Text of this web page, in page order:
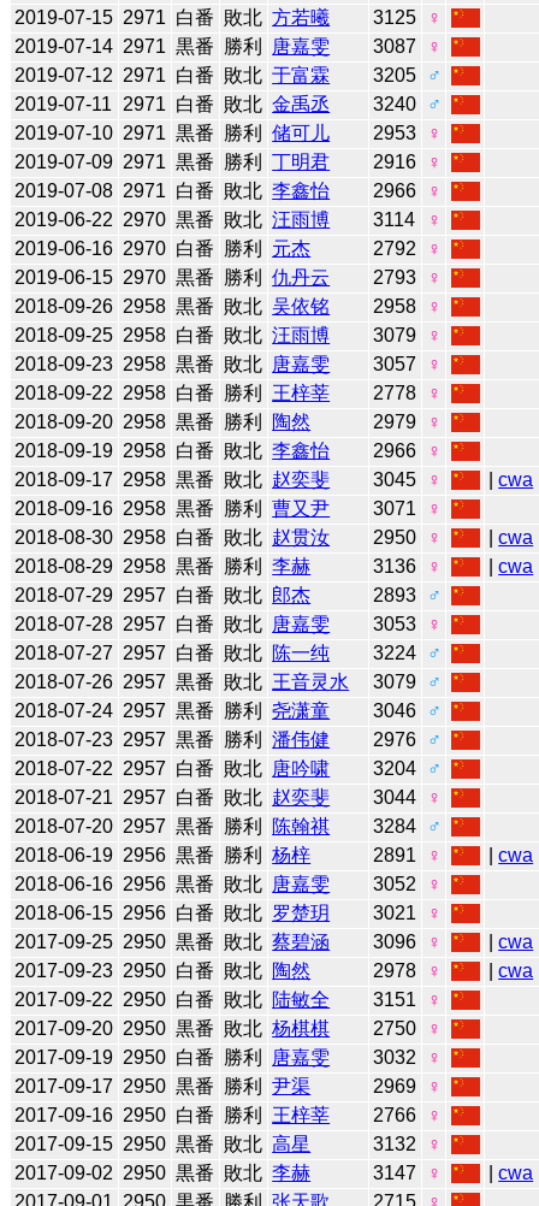
2019-07-15 2971 白番 敗北 方若曦 3125
♀
2019-07-14 2971 黒番 勝利 唐嘉雯 3087
♀
2019-07-12 2971 白番 敗北 于富霖 3205
♂
2019-07-11
2971 白番 敗北 金禹丞 3240
♂
2019-07-10 2971 黒番 勝利 储可儿 2953
♀
2019-07-09 2971 黒番 勝利 丁明君 2916
♀
2019-07-08 2971 白番 敗北 李鑫怡 2966
♀
2019-06-22 2970 黒番 敗北 汪雨博 3114
♀
2019-06-16 2970 白番 勝利 元杰 2792
♀
2019-06-15 2970 黒番 勝利 仇丹云 2793
♀
2018-09-26 2958 黒番 敗北 吴依铭 2958
♀
2018-09-25 2958 白番 敗北 汪雨博 3079
♀
2018-09-23 2958 黒番 敗北 唐嘉雯 3057
♀
2018-09-22 2958 白番 勝利 王梓莘 2778
♀
2018-09-20 2958 黒番 勝利 陶然 2979
♀
2018-09-19 2958 白番 敗北 李鑫怡 2966
♀
2018-09-17 2958 黒番 敗北 赵奕斐 3045 ♀ |cwa
2018-09-16 2958 黒番 勝利 曹又尹 3071
♀
2018-08-30 2958 白番 敗北 赵贯汝 2950 ♀ |cwa
2018-08-29 2958 黒番 勝利 李赫 3136 ♀ |cwa
2018-07-29 2957 白番 敗北 郎杰 2893
♂
2018-07-28 2957 白番 敗北 唐嘉雯 3053
♀
2018-07-27 2957 白番 敗北 陈一纯 3224
♂
2018-07-26 2957 黒番 敗北 王音灵水 3079
♂
2018-07-24 2957 黒番 勝利 尧潇童 3046
♂
2018-07-23 2957 黒番 勝利 潘伟健 2976
♂
2018-07-22 2957 白番 敗北 唐吟啸 3204
♂
2018-07-21 2957 白番 敗北 赵奕斐 3044
♀
2018-07-20 2957 黒番 勝利 陈翰祺 3284
♂
2018-06-19 2956 黒番 勝利 杨梓 2891 ♀ |cwa
2018-06-16 2956 黒番 敗北 唐嘉雯 3052
♀
2018-06-15 2956 白番 敗北 罗楚玥 3021
♀
2017-09-25 2950 黒番 敗北 蔡碧涵 3096 ♀ |cwa
2017-09-23 2950 白番 敗北 陶然 2978 ♀ |cwa
2017-09-22 2950 白番 敗北 陆敏全 3151
♀
2017-09-20 2950 黒番 敗北 杨棋棋 2750
♀
2017-09-19 2950 白番 勝利 唐嘉雯 3032
♀
2017-09-17 2950 黒番 勝利 尹渠 2969
♀
2017-09-16 2950 白番 勝利 王梓莘 2766
♀
2017-09-15 2950 黒番 敗北 高星 3132
♀
2017-09-02 2950 黒番 敗北 李赫 3147 ♀ |cwa
2017-09-01 2950 黒番 勝利 张天歌 2715
♀